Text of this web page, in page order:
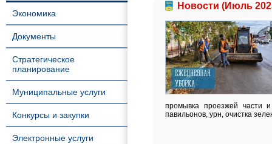
Экономика
Документы
Стратегическое
планирование
Муниципальные услуги
Конкурсы и закупки
Электронные услуги
Новости (Июль
промывка проезжей части
павильонов, урн, очистка